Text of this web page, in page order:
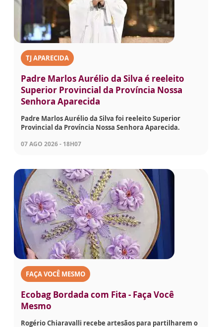
TJ APARECIDA
Padre Marlos Aurélio da Silva é reeleito
Superior Provincial da Província Nossa
Senhora Aparecida
Padre Marlos Aurélio da Silva foi reeleito Superior
Provincial da Província Nossa Senhora Aparecida.
07 AGO 2026 - 18H07
FAÇA VOCÊ MESMO
Ecobag Bordada com Fita - Faça Você
Mesmo
Rogério Chiaravalli recebe artesãos para partilharem o